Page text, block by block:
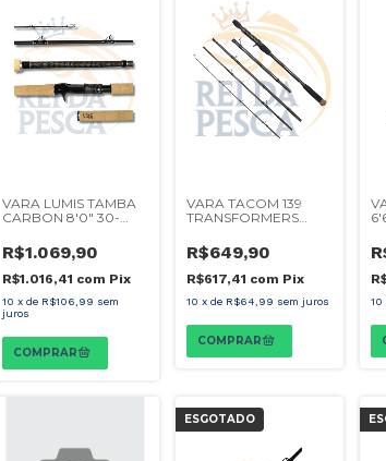
VARA LUMIS TAMBA
CARBON 8'0" 30-
CARRETILHA 2P -
SPECIAL SERIES
R$1.069,90
R$1.016,41 com Pix
10 x de R$106,99 sem
juros
VARA TACOM 139
TRANSFORMERS
20-60LB
R$649,90
R$617,41 com Pix
10 x de R$64,99 sem juros 10
ESGOTADO